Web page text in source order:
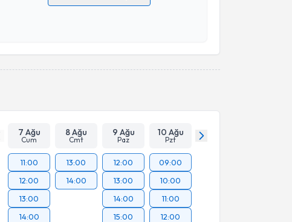
Kişisel verilerimin işlenmesine ilişkinAydınlatma Metni
Takvim Talebini Gönder
7 Ağu
Cum
8 Ağu
Cmt
9 Ağu
Paz
10 Ağu
Pzt
11:00
12:00
13:00
14:00
13:00
14:00
12:00
13:00
14:00
15:00
09:00
10:00
11:00
12:00